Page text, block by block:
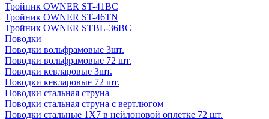
Тройник OWNER ST-41BC
Тройник OWNER ST-46TN
Тройник OWNER STBL-36BC
Поводки
Поводки вольфрамовые 3шт.
Поводки вольфрамовые 72 шт.
Поводки кевларовые 3шт.
Поводки кевларовые 72 шт.
Поводки стальная струна
Поводки стальная струна с вертлюгом
Поводки стальные 1X7 в нейлоновой оплетке 72 шт.